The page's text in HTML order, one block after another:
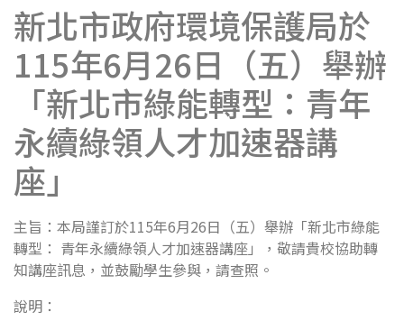
新北市政府環境保護局於
115年6月26日（五）舉辦
「新北市綠能轉型：青年
永續綠領人才加速器講
座」
主旨：本局謹訂於115年6月26日（五）舉辦「新北市綠能
轉型： 青年永續綠領人才加速器講座」，敬請貴校協助轉
知講座訊息，並鼓勵學生參與，請查照。
說明：